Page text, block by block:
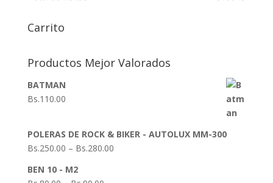
Carrito
Productos Mejor Valorados
BATMAN
Bs.110.00
POLERAS DE ROCK & BIKER - AUTOLUX MM-300
Bs.250.00 – Bs.280.00
BEN 10 - M2